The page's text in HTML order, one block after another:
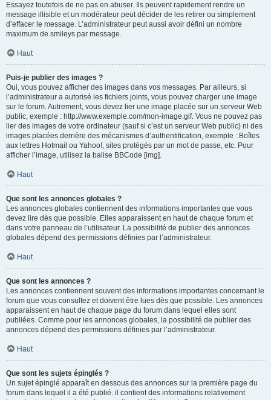
Essayez toutefois de ne pas en abuser. Ils peuvent rapidement rendre un
message illisible et un modérateur peut décider de les retirer ou simplement
d’effacer le message. L’administrateur peut aussi avoir défini un nombre
maximum de smileys par message.
Haut
Puis-je publier des images ?
Oui, vous pouvez afficher des images dans vos messages. Par ailleurs, si
l’administrateur a autorisé les fichiers joints, vous pouvez charger une image
sur le forum. Autrement, vous devez lier une image placée sur un serveur Web
public, exemple : http://www.exemple.com/mon-image.gif. Vous ne pouvez pas
lier des images de votre ordinateur (sauf si c’est un serveur Web public) ni des
images placées derrière des mécanismes d’authentification, exemple : Boîtes
aux lettres Hotmail ou Yahoo!, sites protégés par un mot de passe, etc. Pour
afficher l’image, utilisez la balise BBCode [img].
Haut
Que sont les annonces globales ?
Les annonces globales contiennent des informations importantes que vous
devez lire dès que possible. Elles apparaissent en haut de chaque forum et
dans votre panneau de l’utilisateur. La possibilité de publier des annonces
globales dépend des permissions définies par l’administrateur.
Haut
Que sont les annonces ?
Les annonces contiennent souvent des informations importantes concernant le
forum que vous consultez et doivent être lues dès que possible. Les annonces
apparaissent en haut de chaque page du forum dans lequel elles sont
publiées. Comme pour les annonces globales, la possibilité de publier des
annonces dépend des permissions définies par l’administrateur.
Haut
Que sont les sujets épinglés ?
Un sujet épinglé apparaît en dessous des annonces sur la première page du
forum dans lequel il a été publié. il contient des informations relativement